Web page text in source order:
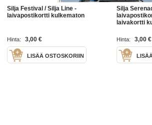
Silja Festival / Silja Line -
laivapostikortti kulkematon
Hinta: 3,00 €
LISÄÄ OSTOSKORIIN
Silja
laivakortti
Hinta: 3,00 €